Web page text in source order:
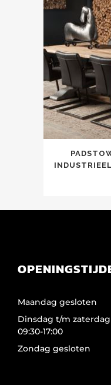
Maandag gesloten
Dinsdag t/m zaterdag
09:30-17:00
Zondag gesloten